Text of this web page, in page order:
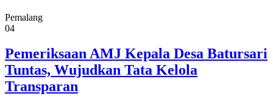
Pemalang
04
Pemeriksaan AMJ Kepala Desa Batursari
Tuntas, Wujudkan Tata Kelola
Transparan